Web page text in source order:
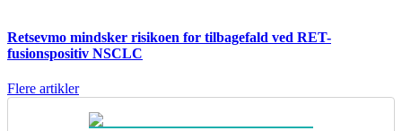
Retsevmo mindsker risikoen for tilbagefald ved RET-
fusionspositiv NSCLC
Flere artikler